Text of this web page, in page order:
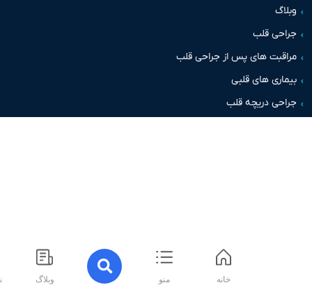
قلب
های پس از جراحی قلب
های قلبی
دریچه قلب
نوبت